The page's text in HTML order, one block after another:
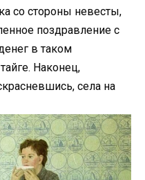
со стороны невесты,
поздравление с
в таком
Наконец,
села на